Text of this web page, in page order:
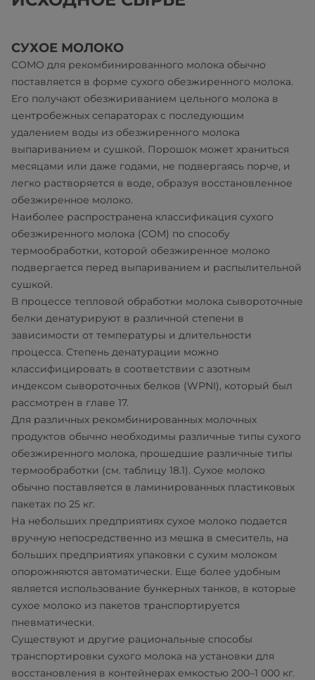
СУХОЕ МОЛОКО
СОМО для рекомбинированного молока обычно
поставляется в форме сухого обезжиренного молока.
Его получают обезжириванием цельного молока в
центробежных сепараторах с последующим
удалением воды из обезжиренного молока
выпариванием и сушкой. Порошок может храниться
месяцами или даже годами, не подвергаясь порче, и
легко растворяется в воде, образуя восстановленное
обезжиренное молоко.
Наиболее распространена классификация сухого
обезжиренного молока (СОМ) по способу
термообработки, которой обезжиренное молоко
подвергается перед выпариванием и распылительной
сушкой.
В процессе тепловой обработки молока сывороточные
белки денатурируют в различной степени в
зависимости от температуры и длительности
процесса. Степень денатурации можно
классифицировать в соответствии с азотным
индексом сывороточных белков (WPNI), который был
рассмотрен в главе 17.
Для различных рекомбинированных молочных
продуктов обычно необходимы различные типы сухого
обезжиренного молока, прошедшие различные типы
термообработки (см. таблицу 18.1). Сухое молоко
обычно поставляется в ламинированных пластиковых
пакетах по 25 кг.
На небольших предприятиях сухое молоко подается
вручную непосредственно из мешка в смеситель, на
больших предприятиях упаковки с сухим молоком
опорожняются автоматически. Еще более удобным
является использование бункерных танков, в которые
сухое молоко из пакетов транспортируется
пневматически.
Существуют и другие рациональные способы
транспортировки сухого молока на установки для
восстановления в контейнерах емкостью 200–1 000 кг.